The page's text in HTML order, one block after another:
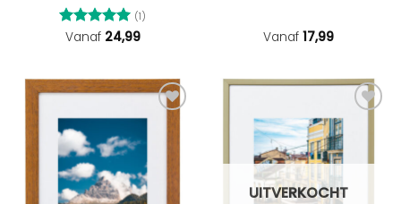
Gewaardeerd
(1)
Vanaf 24,99 Vanaf 17,99
UITVERKOCHT